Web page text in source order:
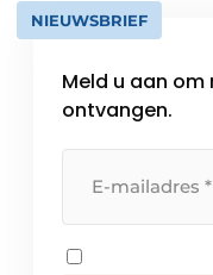
NIEUWSBRIEF
Meld u aan
ontvangen.